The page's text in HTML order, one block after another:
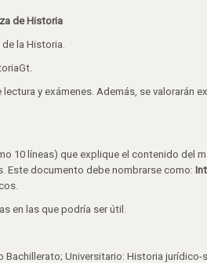
de Historia
la Historia.
y exámenes. Además, se valorarán
10 líneas) que explique el contenido del
Este documento debe nombrarse como:
en las que podría ser útil.
Universitario: Historia jurídico-